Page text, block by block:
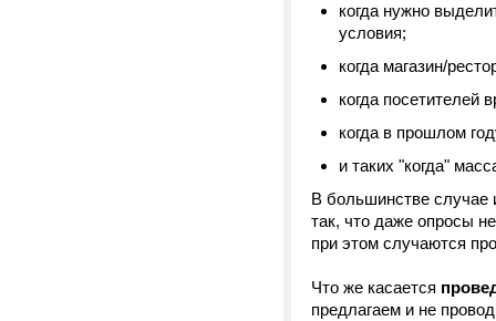
когда нужно
условия;
когда магазин/
когда посетителей
когда в прошлом
и таких "когда"
В большинстве случае
так, что даже опросы
при этом случаются
Что же касается
предлагаем и не